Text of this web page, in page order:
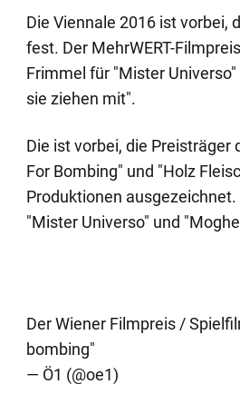
Die Viennale 2016 ist vorbei,
fest. Der MehrWERT-
Frimmel für "Mister
sie ziehen mit".
Die ist vorbei, die
For Bombing" und "Holz
Produktionen
"Mister Universo" und
Der Wiener Filmpreis /
bombing"
— Ö1 (@oe1)